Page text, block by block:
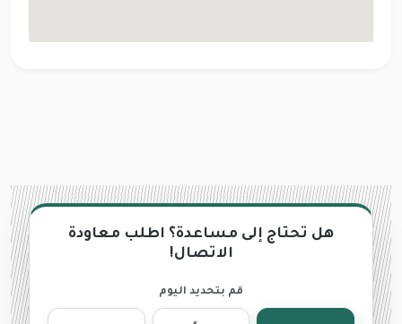
هل تحتاج إلى مساعدة؟ اطلب معاودة
الاتصال!
قم بتحديد اليوم